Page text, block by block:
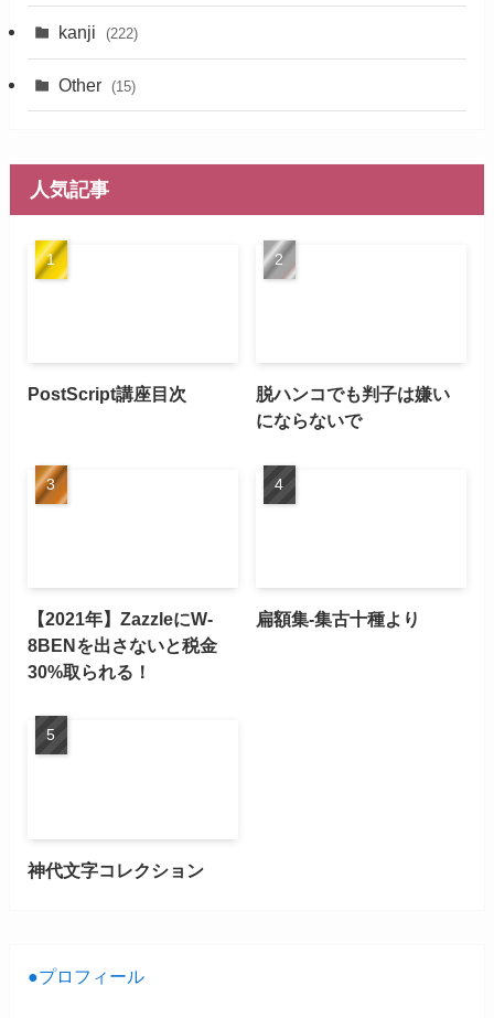
kanji (222)
Other (15)
人気記事
PostScript講座目次
脱ハンコでも判子は嫌い
にならないで
【2021年】ZazzleにW-
8BENを出さないと税金
30%取られる！
扁額集-集古十種より
神代文字コレクション
●プロフィール